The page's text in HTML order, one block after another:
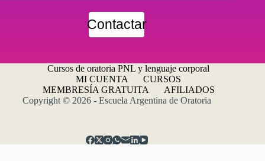
Contactar
Cursos de oratoria PNL y lenguaje corporal
MI CUENTA
CURSOS
MEMBRESÍA GRATUITA
AFILIADOS
Copyright © 2026 - Escuela Argentina de Oratoria